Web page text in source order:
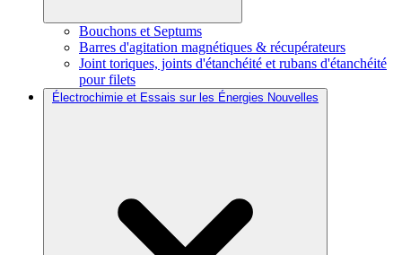
Bouchons et Septums
Barres d'agitation magnétiques & récupérateurs
Joint toriques, joints d'étanchéité et rubans d'étanchéité
pour filets
Électrochimie et Essais sur les Énergies Nouvelles